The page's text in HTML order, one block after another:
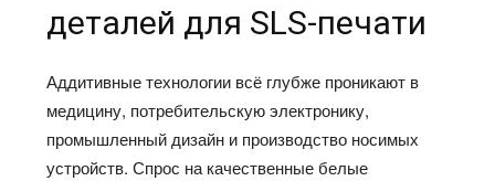
деталей для SLS-печати
Аддитивные технологии всё глубже проникают в
медицину, потребительскую электронику,
промышленный дизайн и производство носимых
устройств. Спрос на качественные белые